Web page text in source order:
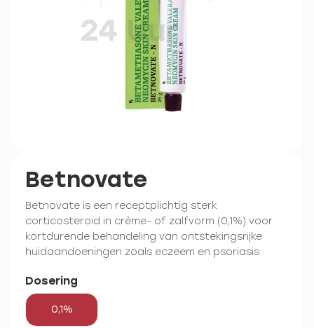
Betnovate
Betnovate is een receptplichtig sterk
corticosteroïd in crème- of zalfvorm (0,1%) voor
kortdurende behandeling van ontstekingsrijke
huidaandoeningen zoals eczeem en psoriasis.
Dosering
0,1%